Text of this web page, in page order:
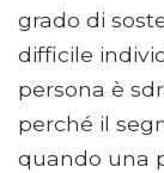
grado di
difficile
persona è
perché il
quando una